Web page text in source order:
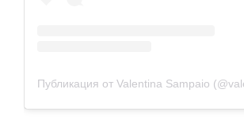
Публикация от Valentina Sampaio